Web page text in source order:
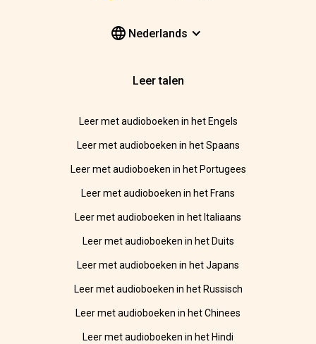
Nederlands
Leer talen
Leer met audioboeken in het Engels
Leer met audioboeken in het Spaans
Leer met audioboeken in het Portugees
Leer met audioboeken in het Frans
Leer met audioboeken in het Italiaans
Leer met audioboeken in het Duits
Leer met audioboeken in het Japans
Leer met audioboeken in het Russisch
Leer met audioboeken in het Chinees
Leer met audioboeken in het Hindi